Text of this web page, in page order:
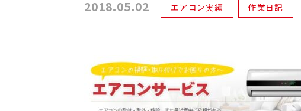
2018.05.02 エアコン実績 作業日記